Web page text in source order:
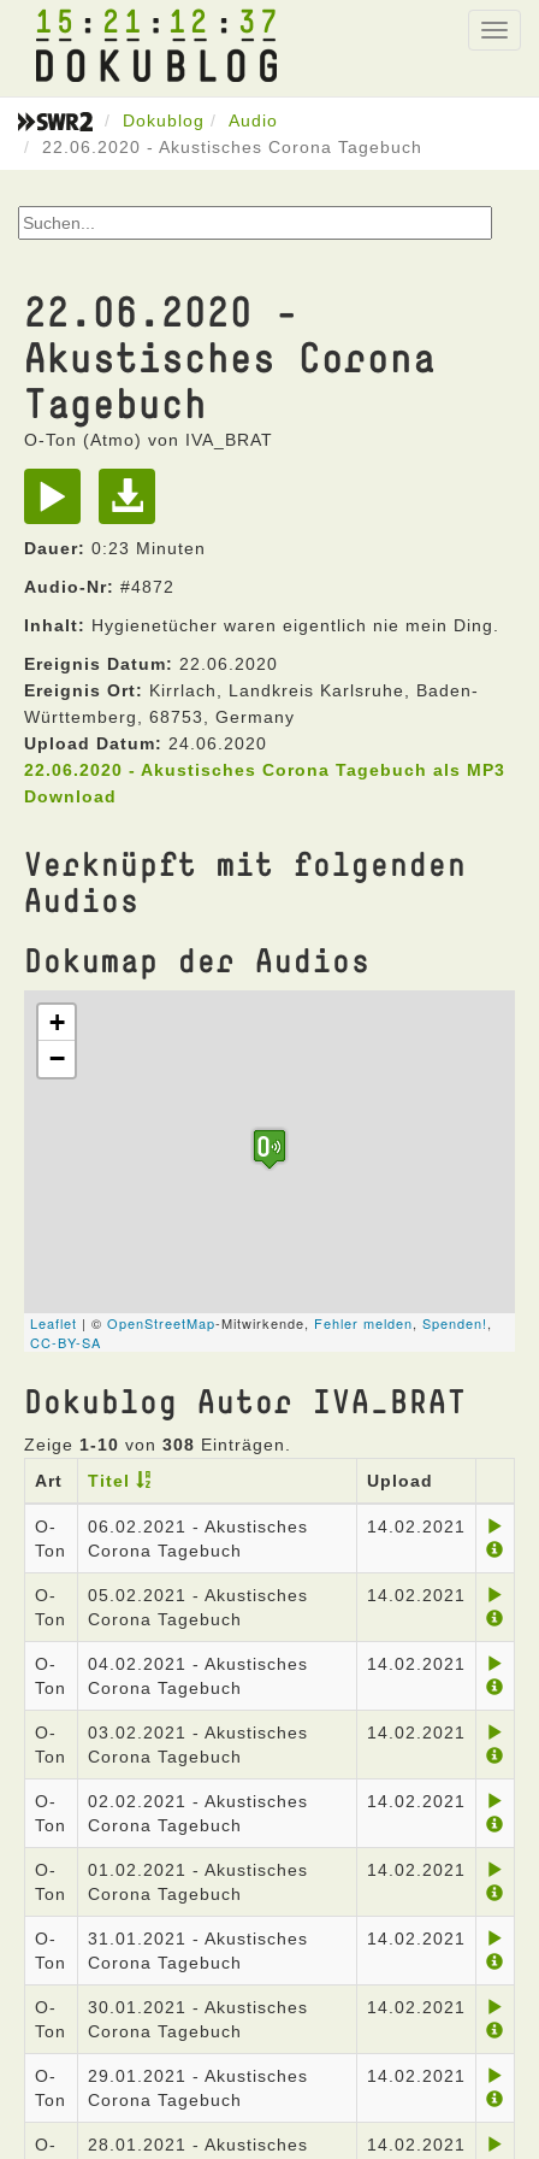
15 21 12 37
Dokublog
Audio
22.06.2020 - Akustisches Corona Tagebuch
22.06.2020 -
Akustisches Corona
Tagebuch
O-Ton (Atmo) von IVA_BRAT
Dauer: 0:23 Minuten
Audio-Nr: #4872
Inhalt: Hygienetücher waren eigentlich nie mein Ding.
Ereignis Datum: 22.06.2020
Ereignis Ort: Kirrlach, Landkreis Karlsruhe, Baden-
Württemberg, 68753, Germany
Upload Datum: 24.06.2020
22.06.2020 - Akustisches Corona Tagebuch als MP3
Download
Verknüpft mit folgenden
Audios
Dokumap der Audios
Dokublog Autor IVA_BRAT
Zeige 1-10 von 308 Einträgen.
Art
Titel Upload
O-
Ton
06.02.2021 - Akustisches
Corona Tagebuch
14.02.2021
O-
Ton
05.02.2021 - Akustisches
Corona Tagebuch
14.02.2021
O-
Ton
04.02.2021 - Akustisches
Corona Tagebuch
14.02.2021
O-
Ton
03.02.2021 - Akustisches
Corona Tagebuch
14.02.2021
O-
Ton
02.02.2021 - Akustisches
Corona Tagebuch
14.02.2021
O-
Ton
01.02.2021 - Akustisches
Corona Tagebuch
14.02.2021
O-
Ton
31.01.2021 - Akustisches
Corona Tagebuch
14.02.2021
O-
Ton
30.01.2021 - Akustisches
Corona Tagebuch
14.02.2021
O-
Ton
29.01.2021 - Akustisches
Corona Tagebuch
14.02.2021
O- 28.01.2021 - Akustisches 14.02.2021